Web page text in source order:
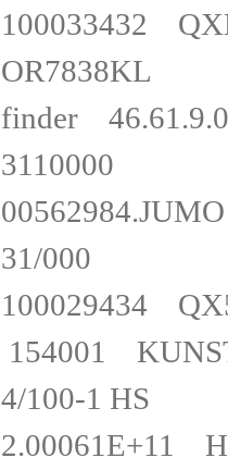
100033432
finder
31/000
100029434
154001
4/100-1